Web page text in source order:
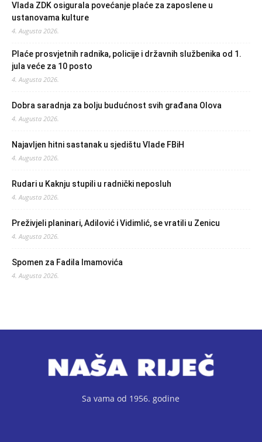
Vlada ZDK osigurala povećanje plaće za zaposlene u
ustanovama kulture
4. Augusta 2026.
Plaće prosvjetnih radnika, policije i državnih službenika od 1.
jula veće za 10 posto
4. Augusta 2026.
Dobra saradnja za bolju budućnost svih građana Olova
4. Augusta 2026.
Najavljen hitni sastanak u sjedištu Vlade FBiH
4. Augusta 2026.
Rudari u Kaknju stupili u radnički neposluh
4. Augusta 2026.
Preživjeli planinari, Adilović i Vidimlić, se vratili u Zenicu
4. Augusta 2026.
Spomen za Fadila Imamovića
4. Augusta 2026.
Sa vama od 1956. godine